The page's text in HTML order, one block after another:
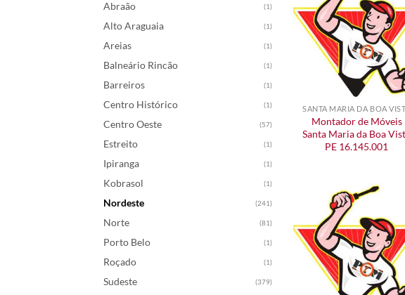
Abraão (1)
Alto Araguaia (1)
Areias (1)
Balneário Rincão (1)
Barreiros (1)
Centro Histórico (1)
Centro Oeste (57)
Estreito (1)
Ipiranga (1)
Kobrasol (1)
Nordeste (241)
Norte (81)
Porto Belo (1)
Roçado (1)
Sudeste (379)
SANTA MARIA DA BOA
Montador de Móveis
Santa Maria da Boa
PE 16.145.001